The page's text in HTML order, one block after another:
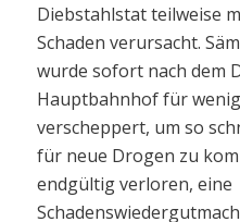
Diebstahlstat teilweise
Schaden verursacht.
wurde sofort nach dem
Hauptbahnhof für
verscheppert, um so
für neue Drogen zu
endgültig verloren, eine